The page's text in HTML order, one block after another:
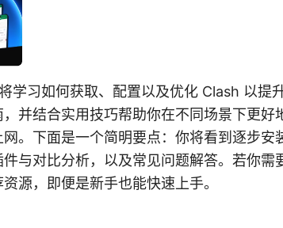
学习如何获取、配置以及优化 Clash 以提
并结合实用技巧帮助你在不同场景下更好
。下面是一个简明要点：你将看到逐步安
与对比分析，以及常见问题解答。若你需
源，即便是新手也能快速上手。